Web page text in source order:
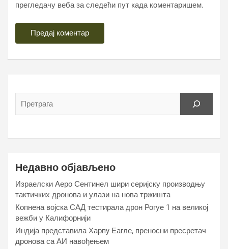
прегледачу веба за следећи пут када коментаришем.
Недавно објављено
Израелски Аеро Сентинел шири серијску производњу
тактичких дронова и улази на нова тржишта
Копнена војска САД тестирала дрон Рогуе 1 на великој
вежби у Калифорнији
Индија представила Харпy Еагле, преносни пресретач
дронова са АИ навођењем